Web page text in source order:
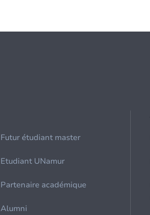
Futur étudiant master
Etudiant UNamur
Partenaire académique
Alumni